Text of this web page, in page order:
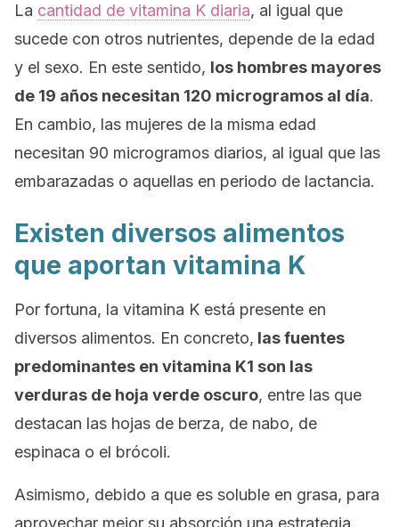
La cantidad de vitamina K diaria, al igual que
sucede con otros nutrientes, depende de la edad
y el sexo. En este sentido, los hombres mayores
de 19 años necesitan 120 microgramos al día.
En cambio, las mujeres de la misma edad
necesitan 90 microgramos diarios, al igual que las
embarazadas o aquellas en periodo de lactancia.
Existen diversos alimentos
que aportan vitamina K
Por fortuna, la vitamina K está presente en
diversos alimentos. En concreto, las fuentes
predominantes en vitamina K1 son las
verduras de hoja verde oscuro, entre las que
destacan las hojas de berza, de nabo, de
espinaca o el brócoli.
Asimismo, debido a que es soluble en grasa, para
aprovechar mejor su absorción una estrategia